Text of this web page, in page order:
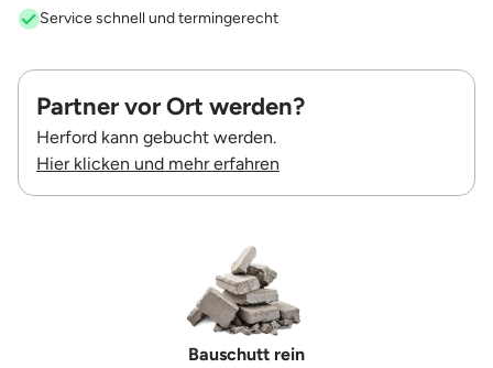
Service schnell und termingerecht
Partner vor Ort werden?
Herford kann gebucht werden.
Hier klicken und mehr erfahren
Bauschutt rein